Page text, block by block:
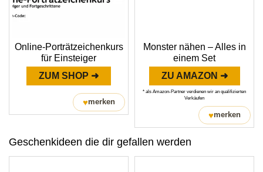
Online-Porträtzeichenkurs
für Einsteiger
ZUM SHOP ➜
♥merken
Monster nähen – Alles in
einem Set
ZU AMAZON ➜
* als Amazon-Partner verdienen wir an qualifizierten
Verkäufen
♥merken
Geschenkideen die dir gefallen werden